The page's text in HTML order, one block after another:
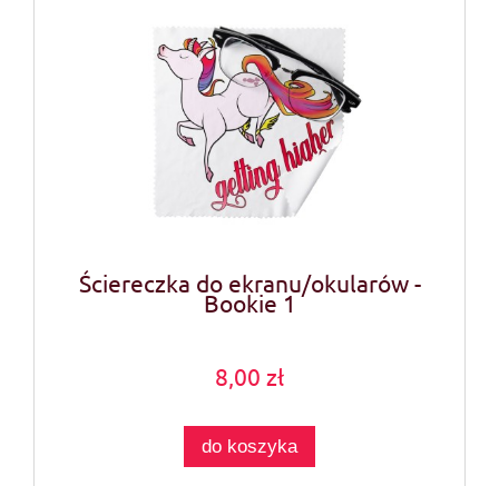
Ściereczka do ekranu/okularów -
Bookie 1
8,00 zł
do koszyka